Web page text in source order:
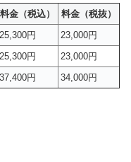
料金（税込）
料金（税抜）
25,300円
23,000円
25,300円
23,000円
37,400円 34,000円